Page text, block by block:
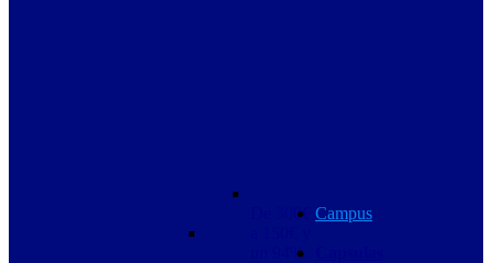
De 300€
un 94%
Campus